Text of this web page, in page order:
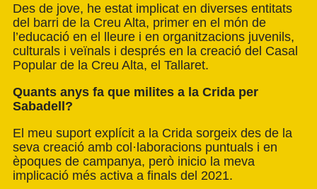
Des de jove, he estat implicat en diverses entitats
del barri de la Creu Alta, primer en el món de
l’educació en el lleure i en organitzacions juvenils,
culturals i veïnals i després en la creació del Casal
Popular de la Creu Alta, el Tallaret.
Quants anys fa que milites a la Crida per
Sabadell?
El meu suport explícit a la Crida sorgeix des de la
seva creació amb col·laboracions puntuals i en
èpoques de campanya, però inicio la meva
implicació més activa a finals del 2021.